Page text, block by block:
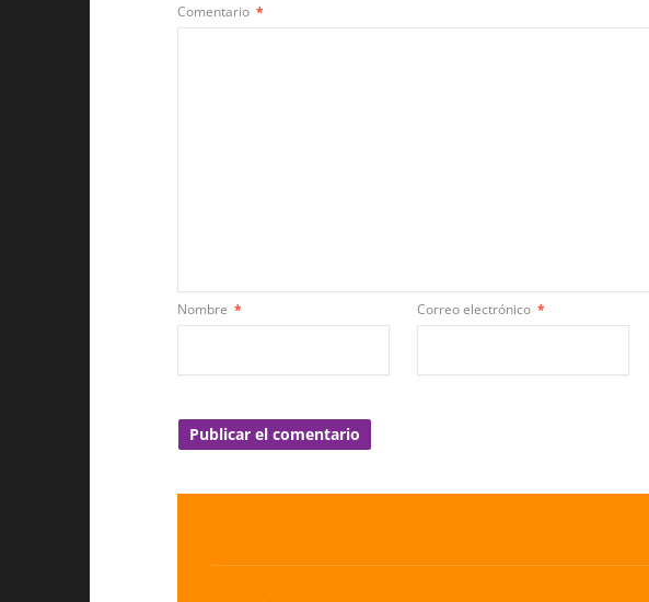
Comentario *
Nombre * Correo electrónico *